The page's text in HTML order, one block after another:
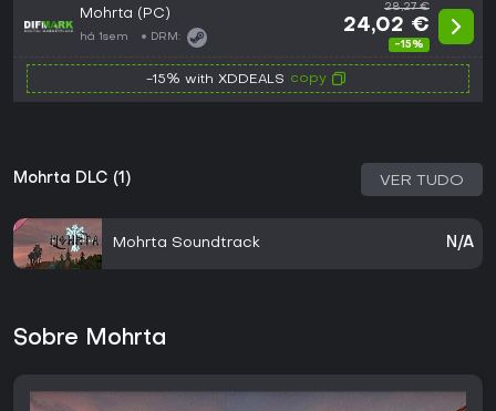
Mohrta (PC)
há 1sem DRM:
28,27 €
24,02 €
-15%
-15% with XDDEALS copy
Mohrta DLC (1) VER TUDO
Mohrta Soundtrack N/A
Sobre Mohrta